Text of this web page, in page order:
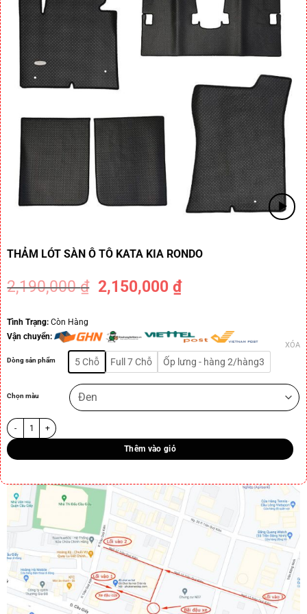
THẢM LÓT SÀN Ô TÔ KATA KIA RONDO
2,190,000₫ 2,150,000₫
Tình Trạng:Còn Hàng
Vận chuyển:
Dòng sản phẩm 5 Chỗ Full 7 Chỗ Ốp lưng - hàng 2/hàng3
Chọn màu
XÓA
Thêm vào giỏ